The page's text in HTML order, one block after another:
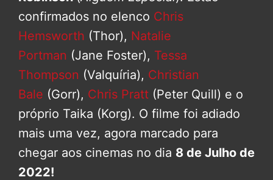
confirmados no elenco Chris
Hemsworth (Thor), Natalie
Portman (Jane Foster), Tessa
Thompson (Valquíria), Christian
Bale (Gorr), Chris Pratt (Peter Quill) e o
próprio Taika (Korg). O filme foi adiado
mais uma vez, agora marcado para
chegar aos cinemas no dia 8 de Julho de
2022!